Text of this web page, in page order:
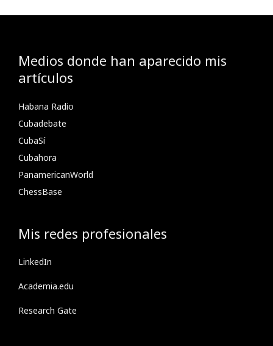
Medios donde han aparecido mis
artículos
Habana Radio
Cubadebate
CubaSí
Cubahora
PanamericanWorld
ChessBase
Mis redes profesionales
LinkedIn
Academia.edu
Research Gate